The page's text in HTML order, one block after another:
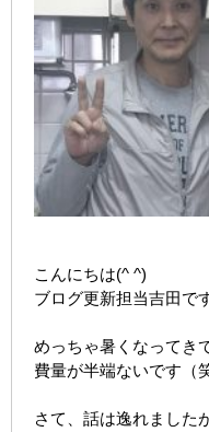
こんにちは(^ ^)
ブログ更新担当吉田で
めっちゃ暑くなってき
費量が半端ないです（
さて、話は逸れました